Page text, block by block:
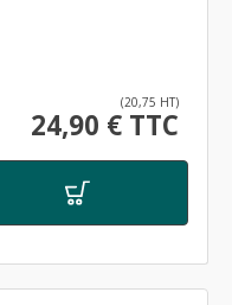
(20,75 HT)
24,90 € TTC